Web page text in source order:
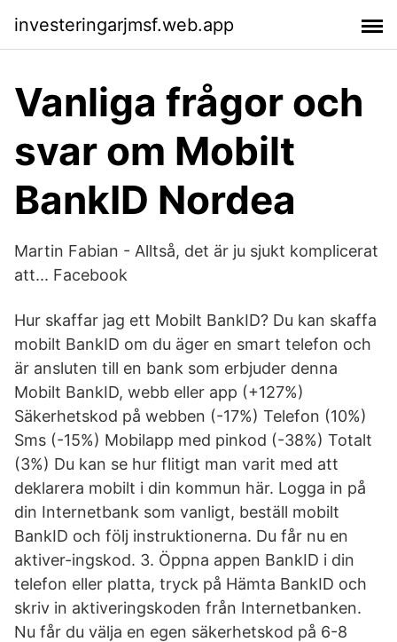
investeringarjmsf.web.app
Vanliga frågor och
svar om Mobilt
BankID Nordea
Martin Fabian - Alltså, det är ju sjukt komplicerat
att... Facebook
Hur skaffar jag ett Mobilt BankID? Du kan skaffa
mobilt BankID om du äger en smart telefon och
är ansluten till en bank som erbjuder denna
Mobilt BankID, webb eller app (+127%)
Säkerhetskod på webben (-17%) Telefon (10%)
Sms (-15%) Mobilapp med pinkod (-38%) Totalt
(3%) Du kan se hur flitigt man varit med att
deklarera mobilt i din kommun här. Logga in på
din Internetbank som vanligt, beställ mobilt
BankID och följ instruktionerna. Du får nu en
aktiver-ingskod. 3. Öppna appen BankID i din
telefon eller platta, tryck på Hämta BankID och
skriv in aktiveringskoden från Internetbanken.
Nu får du välja en egen säkerhetskod på 6-8